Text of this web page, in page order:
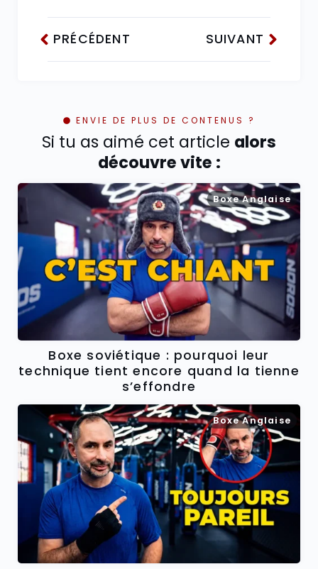
PRÉCÉDENT SUIVANT
ENVIE DE PLUS DE CONTENUS ?
Si tu as aimé cet article alors
découvre vite :
Boxe Anglaise
Boxe soviétique : pourquoi leur
technique tient encore quand la tienne
s’effondre
Boxe Anglaise